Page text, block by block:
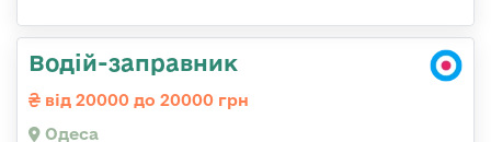
Водій-заправник
від 20000 до 20000 грн
Одеса